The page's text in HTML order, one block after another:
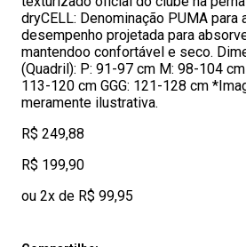
dryCELL: Denominação PUMA para
desempenho projetada para
mantendoo confortável e seco.
(Quadril): P: 91-97 cm M: 98-104
113-120 cm GGG: 121-128 cm
meramente ilustrativa.
R$ 249,88
R$ 199,90
ou 2x de R$ 99,95